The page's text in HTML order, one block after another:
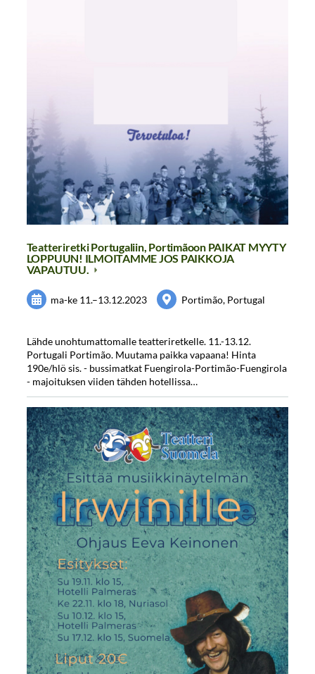
Teatteriretki Portugaliin, Portimãoon PAIKAT MYYTY
LOPPUUN! ILMOITAMME JOS PAIKKOJA
VAPAUTUU.
ma-ke 11.–13.12.2023 Portimão, Portugal
Lähde unohtumattomalle teatteriretkelle. 11.-13.12.
Portugali Portimão. Muutama paikka vapaana! Hinta
190e/hlö sis. - bussimatkat Fuengirola-Portimão-Fuengirola
- majoituksen viiden tähden hotellissa…